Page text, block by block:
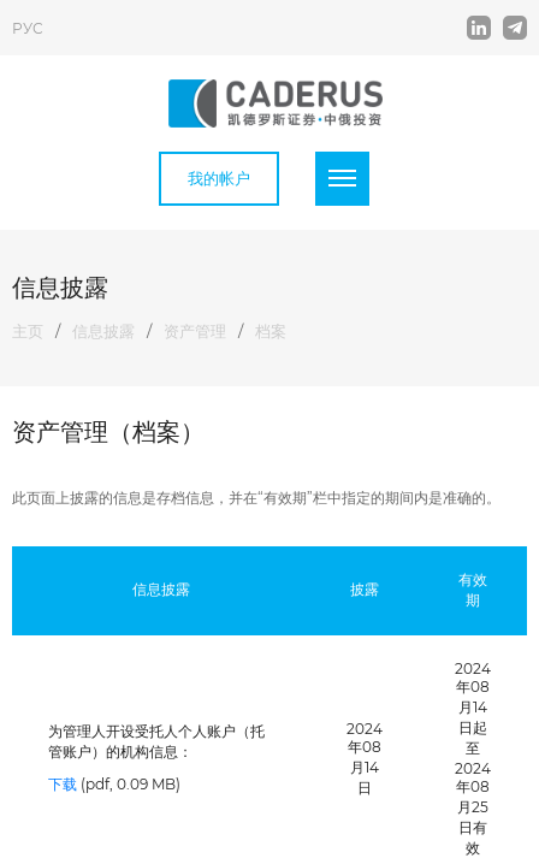
РУС
我的帐户
信息披露
主页 / 信息披露 / 资产管理 / 档案
资产管理（档案）
此页面上披露的信息是存档信息，并在“有效期”栏中指定的期间内是准确的。
信息披露 披露
有效
期
为管理人开设受托人个人账户（托
管账户）的机构信息：
下载 (pdf, 0.09 MB)
2024
年08
月14
日
2024
年08
月14
日起
至
2024
年08
月25
日有
效